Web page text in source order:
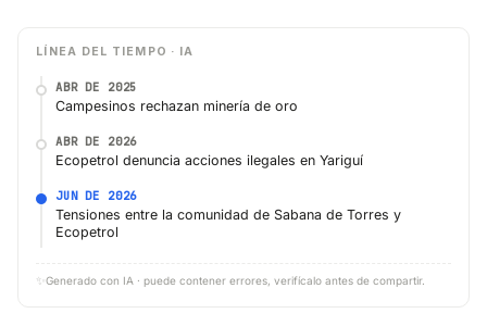
LÍNEA DEL TIEMPO · IA
ABR DE 2025
Campesinos rechazan minería de oro
ABR DE 2026
Ecopetrol denuncia acciones ilegales en Yariguí
JUN DE 2026
Tensiones entre la comunidad de Sabana de Torres y
Ecopetrol
✨ Generado con IA · puede contener errores, verifícalo antes de compartir.